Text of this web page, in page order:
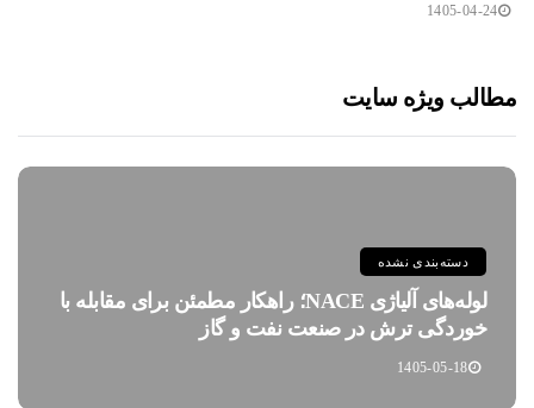
1405-04-24
مطالب ویژه سایت
دسته‌بندی نشده
لوله‌های آلیاژی NACE؛ راهکار مطمئن برای مقابله با
خوردگی ترش در صنعت نفت و گاز
1405-05-18